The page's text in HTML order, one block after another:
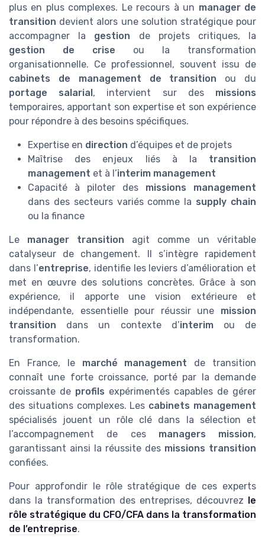
plus en plus complexes. Le recours à un manager de
transition devient alors une solution stratégique pour
accompagner la gestion de projets critiques, la
gestion de crise ou la transformation
organisationnelle. Ce professionnel, souvent issu de
cabinets de management de transition ou du
portage salarial, intervient sur des missions
temporaires, apportant son expertise et son expérience
pour répondre à des besoins spécifiques.
Expertise en direction d’équipes et de projets
Maîtrise des enjeux liés à la transition
management et à l’interim management
Capacité à piloter des missions management
dans des secteurs variés comme la supply chain
ou la finance
Le manager transition agit comme un véritable
catalyseur de changement. Il s’intègre rapidement
dans l’entreprise, identifie les leviers d’amélioration et
met en œuvre des solutions concrètes. Grâce à son
expérience, il apporte une vision extérieure et
indépendante, essentielle pour réussir une mission
transition dans un contexte d’interimou de
transformation.
En France, le marché management de transition
connaît une forte croissance, porté par la demande
croissante de profils expérimentés capables de gérer
des situations complexes. Les cabinets management
spécialisés jouent un rôle clé dans la sélection et
l’accompagnement de ces managers mission,
garantissant ainsi la réussite des missions transition
confiées.
Pour approfondir le rôle stratégique de ces experts
dans la transformation des entreprises, découvrez le
rôle stratégique du CFO/CFA dans la transformation
de l’entreprise.